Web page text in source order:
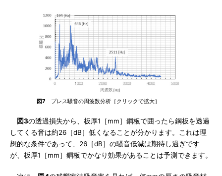
図7 プレス騒音の周波数分析［クリックで拡大］
図3の透過損失から、板厚1［mm］鋼板で囲ったら鋼板を透過
してくる音は約26［dB］低くなることが分かります。これは理
想的な条件であって、26［dB］の騒音低減は期待し過ぎです
が、板厚1［mm］鋼板でかなり効果があることは予測できます。